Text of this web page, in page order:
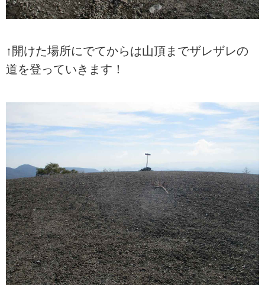
↑開けた場所にでてからは山頂までザレザレの
道を登っていきます！